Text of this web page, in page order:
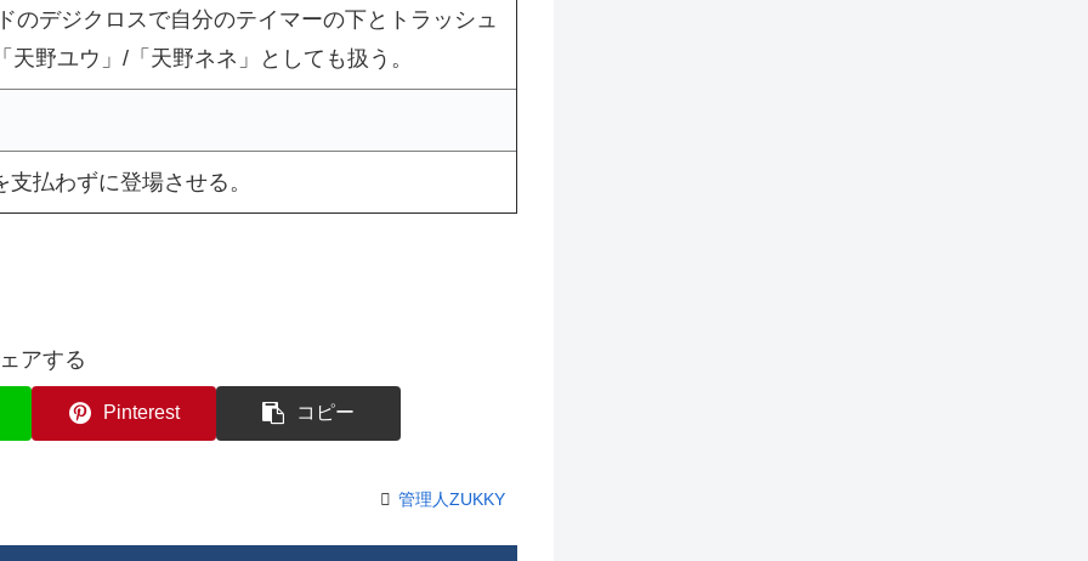
のデジクロスで自分のテイマーの下とトラッシュ
野ユウ」/「天野ネネ」としても扱う。
払わずに登場させる。
アする
Pinterest コピー
管理人ZUKKY